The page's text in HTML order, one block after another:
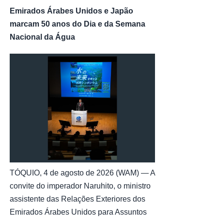
Emirados Árabes Unidos e Japão
marcam 50 anos do Dia e da Semana
Nacional da Água
TÓQUIO, 4 de agosto de 2026 (WAM) — A
convite do imperador Naruhito, o ministro
assistente das Relações Exteriores dos
Emirados Árabes Unidos para Assuntos